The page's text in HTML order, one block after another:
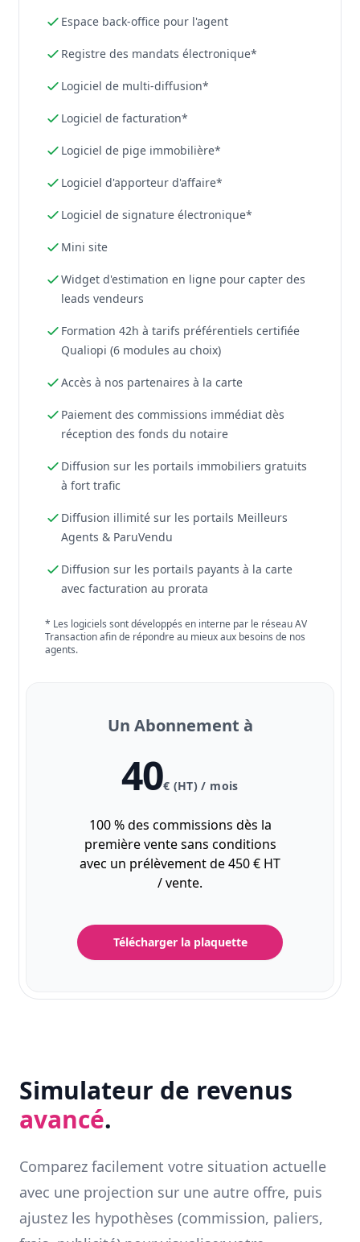
Espace back-office pour l'agent
Registre des mandats électronique*
Logiciel de multi-diffusion*
Logiciel de facturation*
Logiciel de pige immobilière*
Logiciel d'apporteur d'affaire*
Logiciel de signature électronique*
Mini site
Widget d'estimation en ligne pour capter des
leads vendeurs
Formation 42h à tarifs préférentiels certifiée
Qualiopi (6 modules au choix)
Accès à nos partenaires à la carte
Paiement des commissions immédiat dès
réception des fonds du notaire
Diffusion sur les portails immobiliers gratuits
à fort trafic
Diffusion illimité sur les portails Meilleurs
Agents & ParuVendu
Diffusion sur les portails payants à la carte
avec facturation au prorata
* Les logiciels sont développés en interne par le réseau AV
Transaction afin de répondre au mieux aux besoins de nos
agents.
Un Abonnement à
40€ (HT) / mois
100 % des commissions dès la
première vente sans conditions
avec un prélèvement de 450 € HT
/ vente.
Télécharger la plaquette
Simulateur de revenus
avancé.
Comparez facilement votre situation actuelle
avec une projection sur une autre offre, puis
ajustez les hypothèses (commission, paliers,